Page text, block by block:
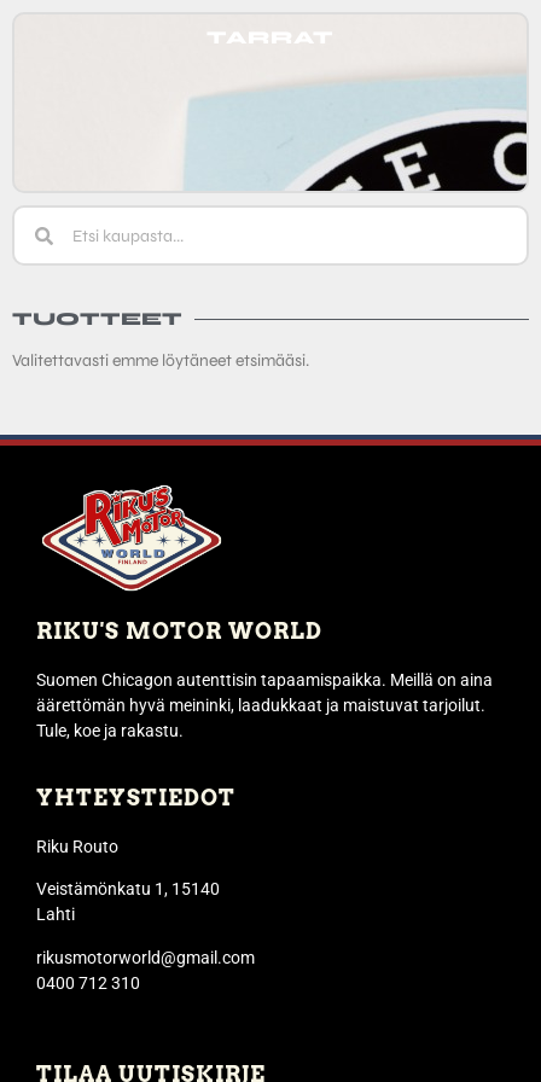
TARRAT
TUOTTEET
Valitettavasti emme löytäneet etsimääsi.
RIKU'S MOTOR WORLD
Suomen Chicagon autenttisin tapaamispaikka. Meillä on aina
äärettömän hyvä meininki, laadukkaat ja maistuvat tarjoilut.
Tule, koe ja rakastu.
YHTEYSTIEDOT
Riku Routo
Veistämönkatu 1, 15140
Lahti
rikusmotorworld@gmail.com
0400 712 310
TILAA UUTISKIRJE